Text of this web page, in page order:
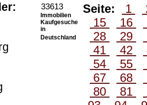
33613
Immobilien
Kaufgesuche
in
Deutschland
Seite: 1
15
16
28
29
41
42
54
55
67
68
80
81